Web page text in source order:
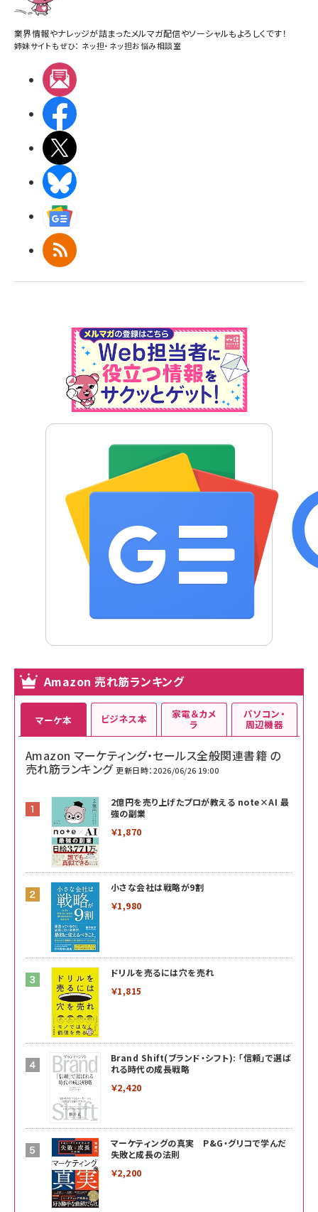
業界情報やナレッジが詰まったメルマガ配信やソーシャルもよろしくです！
姉妹サイトもぜひ： ネッ担・ ネッ担お悩み相談室
RSS
Amazon 売れ筋ランキング
マーケ本
Amazon マーケティング・セールス全般関連書籍 の
売れ筋ランキング 更新日時：2026/06/26 19:00
2億円を売り上げたプロが教える note×AI 最
強の副業
￥1,870
小さな会社は戦略が9割
￥1,980
ドリルを売るには穴を売れ
￥1,815
Brand Shift(ブランド・シフト): 「信頼」で選ば
れる時代の成長戦略
￥2,420
マーケティングの真実 P&G・グリコで学んだ
失敗と成長の法則
￥2,200
ビジネス本 家電＆カメ
ラ
パソコン・
周辺機器